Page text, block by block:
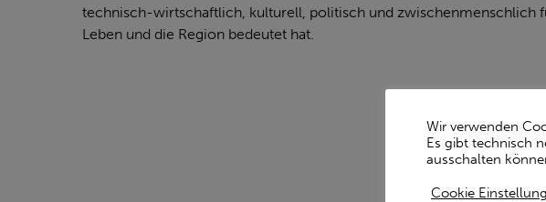
technisch-wirtschaftlich, kulturell, politisch und zwischenmenschlich
Leben und die Region bedeutet hat.
Wir verwenden
Es gibt technisch
ausschalten
Cookie